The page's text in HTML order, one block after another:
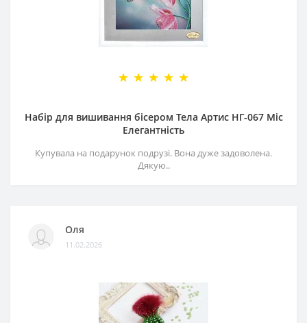
Набір для вишивання бісером Тела Артис НГ-067 Міс
Елегантність
Купувала на подарунок подрузі. Вона дуже задоволена.
Дякую..
Оля
11.02.2026